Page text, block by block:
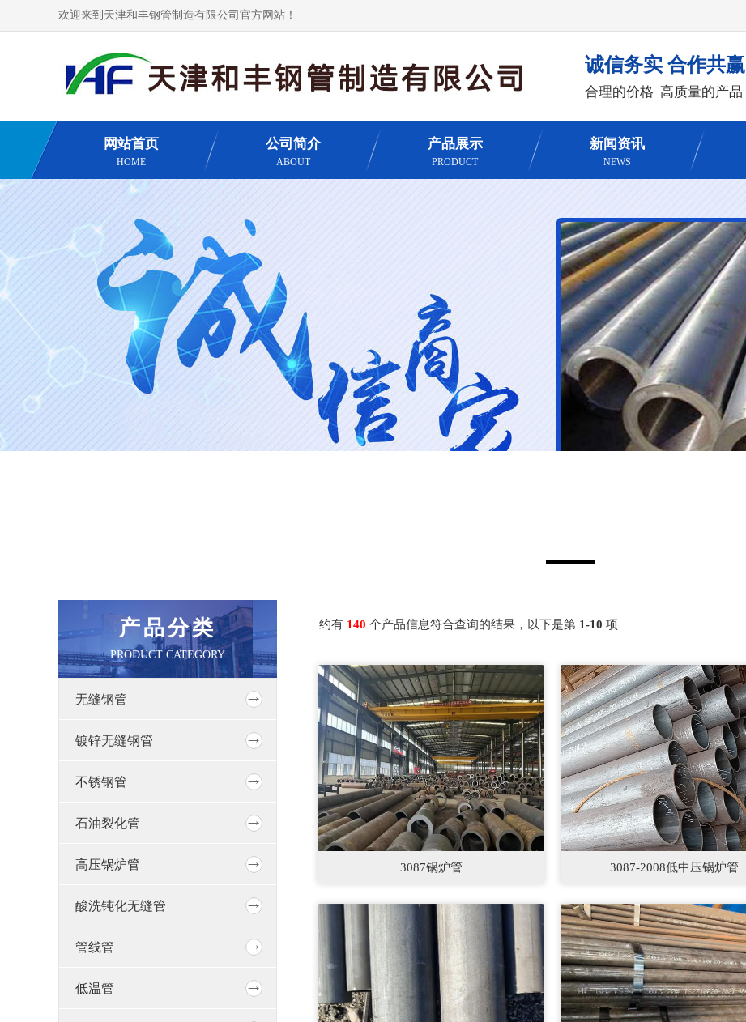
欢迎来到天津和丰钢管制造有限公司官方网站！
诚信务实 合作共赢
合理的价格 高质量的产品
网站首页
HOME
公司简介
ABOUT
产品展示
PRODUCT
新闻资讯
NEWS
产品分类
PRODUCT CATEGORY
无缝钢管
镀锌无缝钢管
不锈钢管
石油裂化管
高压锅炉管
酸洗钝化无缝管
管线管
低温管
约有 140 个产品信息符合查询的结果，以下是第 1-10 项
3087锅炉管 3087-2008低中压锅炉管